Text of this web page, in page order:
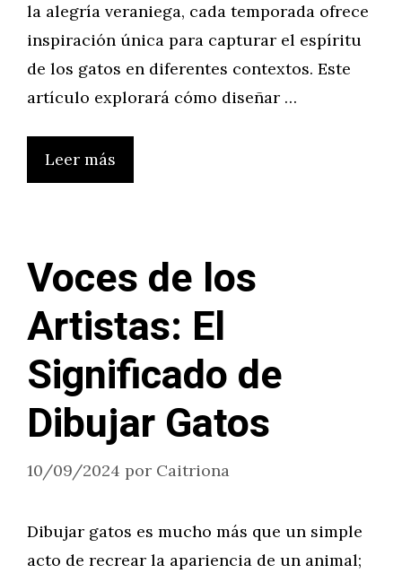
la alegría veraniega, cada temporada ofrece
inspiración única para capturar el espíritu
de los gatos en diferentes contextos. Este
artículo explorará cómo diseñar …
Leer más
Voces de los
Artistas: El
Significado de
Dibujar Gatos
10/09/2024 por Caitriona
Dibujar gatos es mucho más que un simple
acto de recrear la apariencia de un animal;